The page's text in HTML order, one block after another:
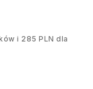
i 285 PLN dla